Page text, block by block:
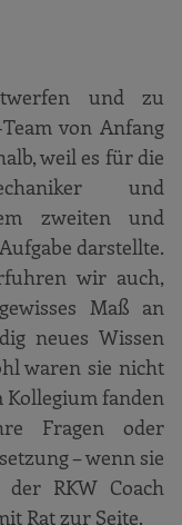
und zu
von Anfang
weil es für die
und
zweiten und
darstellte.
wir auch,
Maß an
neues Wissen
waren sie nicht
Kollegium fanden
Fragen oder
– wenn sie
RKW Coach
Rat zur Seite.